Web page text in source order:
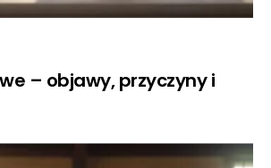
– objawy, przyczyny i